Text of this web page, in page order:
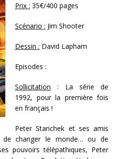
Prix : 35€/400 pages
Scénario : Jim Shooter
Dessin : David Lapham
Episodes :
Sollicitation : La série de
1992, pour la première fois
en français !
Peter Stanchek et ses amis
changer le monde… ou de
pouvoirs télépathiques, Peter